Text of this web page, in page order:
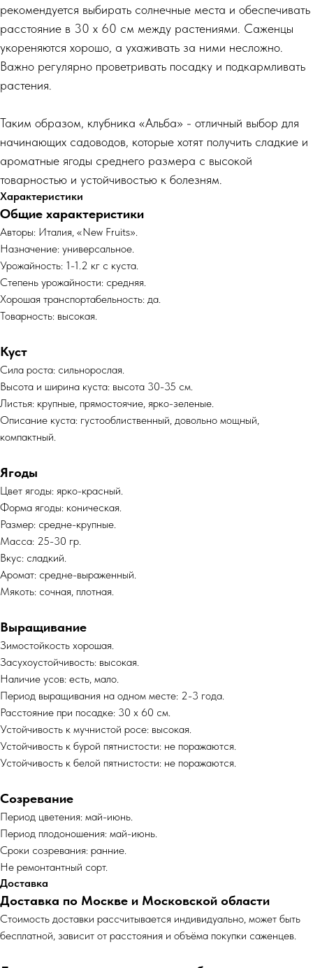
рекомендуется выбирать солнечные места и обеспечивать
расстояние в 30 x 60 см между растениями. Саженцы
укореняются хорошо, а ухаживать за ними несложно.
Важно регулярно проветривать посадку и подкармливать
растения.
Таким образом, клубника «Альба» - отличный выбор для
начинающих садоводов, которые хотят получить сладкие и
ароматные ягоды среднего размера с высокой
товарностью и устойчивостью к болезням.
Характеристики
Общие характеристики
Авторы: Италия, «New Fruits».
Назначение: универсальное.
Урожайность: 1-1.2 кг с куста.
Степень урожайности: средняя.
Хорошая транспортабельность: да.
Товарность: высокая.
Куст
Сила роста: сильнорослая.
Высота и ширина куста: высота 30-35 см.
Листья: крупные, прямостоячие, ярко-зеленые.
Описание куста: густооблиственный, довольно мощный,
компактный.
Ягоды
Цвет ягоды: ярко-красный.
Форма ягоды: коническая.
Размер: средне-крупные.
Масса: 25-30 гр.
Вкус: сладкий.
Аромат: средне-выраженный.
Мякоть: сочная, плотная.
Выращивание
Зимостойкость хорошая.
Засухоустойчивость: высокая.
Наличие усов: есть, мало.
Период выращивания на одном месте: 2-3 года.
Расстояние при посадке: 30 x 60 см.
Устойчивость к мучнистой росе: высокая.
Устойчивость к бурой пятнистости: не поражаются.
Устойчивость к белой пятнистости: не поражаются.
Созревание
Период цветения: май-июнь.
Период плодоношения: май-июнь.
Сроки созревания: ранние.
Не ремонтантный сорт.
Доставка
Доставка по Москве и Московской области
Cтоимость доставки рассчитывается индивидуально, может быть
бесплатной, зависит от расстояния и объёма покупки саженцев.